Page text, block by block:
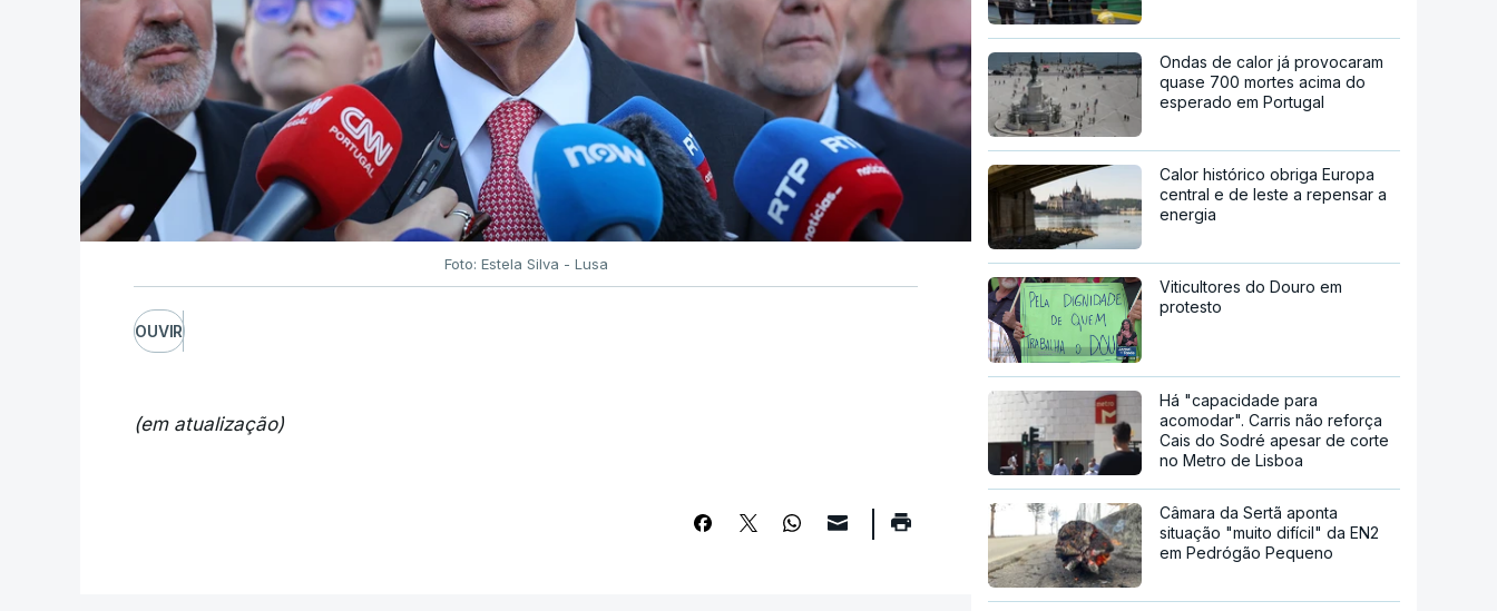
Foto: Estela Silva - Lusa
OUVIR
(em atualização)
Ondas de calor já provocaram
quase 700 mortes acima do
esperado em Portugal
Calor histórico obriga Europa
central e de leste a repensar a
energia
Viticultores do Douro em
protesto
Há "capacidade para
acomodar". Carris não reforça
Cais do Sodré apesar de corte
no Metro de Lisboa
Câmara da Sertã aponta
situação "muito difícil" da EN2
em Pedrógão Pequeno